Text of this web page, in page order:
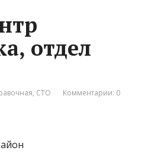
отдел
, СТО Комментарии: 0